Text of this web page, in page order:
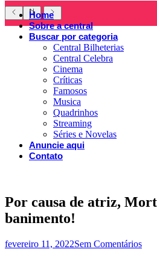
Home
Sobre a central
Buscar por categoria
Central Bilheterias
Central Celebra
Cinema
Críticas
Famosos
Musica
Quadrinhos
Streaming
Séries e Novelas
Anuncie aqui
Contato
Por causa de atriz,
banimento!
fevereiro 11, 2022Sem Comentários